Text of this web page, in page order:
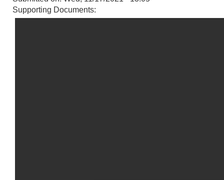
Supporting Documents: